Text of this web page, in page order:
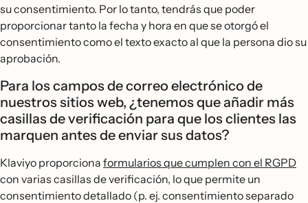
su consentimiento. Por lo tanto, tendrás que poder
proporcionar tanto la fecha y hora en que se otorgó el
consentimiento como el texto exacto al que la persona dio su
aprobación.
Para los campos de correo electrónico de
nuestros sitios web, ¿tenemos que añadir más
casillas de verificación para que los clientes las
marquen antes de enviar sus datos?
Klaviyo proporciona formularios que cumplen con el RGPD
con varias casillas de verificación, lo que permite un
consentimiento detallado (p. ej. consentimiento separado